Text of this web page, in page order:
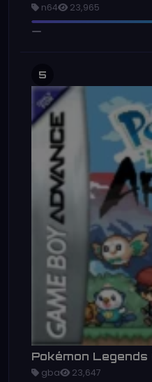
n64 23,965
5
Pokémon Legends
gba 23,647